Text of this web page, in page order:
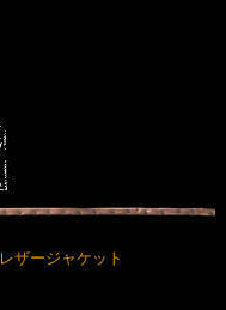
レザージャケット